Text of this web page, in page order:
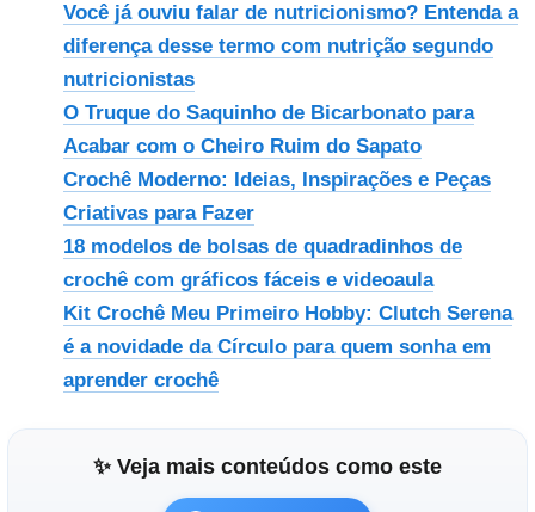
Você já ouviu falar de nutricionismo? Entenda a
diferença desse termo com nutrição segundo
nutricionistas
O Truque do Saquinho de Bicarbonato para
Acabar com o Cheiro Ruim do Sapato
Crochê Moderno: Ideias, Inspirações e Peças
Criativas para Fazer
18 modelos de bolsas de quadradinhos de
crochê com gráficos fáceis e videoaula
Kit Crochê Meu Primeiro Hobby: Clutch Serena
é a novidade da Círculo para quem sonha em
aprender crochê
✨ Veja mais conteúdos como este